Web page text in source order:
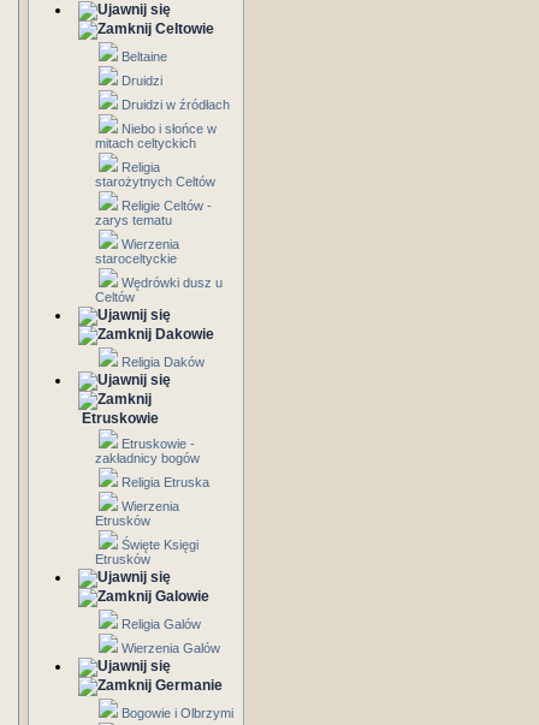
Celtowie
Beltaine
Druidzi
Druidzi w źródłach
Niebo i słońce w
mitach celtyckich
Religia
starożytnych Celtów
Religie Celtów -
zarys tematu
Wierzenia
staroceltyckie
Wędrówki dusz u
Celtów
Dakowie
Religia Daków
Etruskowie
Etruskowie -
zakładnicy bogów
Religia Etruska
Wierzenia
Etrusków
Święte Księgi
Etrusków
Galowie
Religia Galów
Wierzenia Galów
Germanie
Bogowie i Olbrzymi